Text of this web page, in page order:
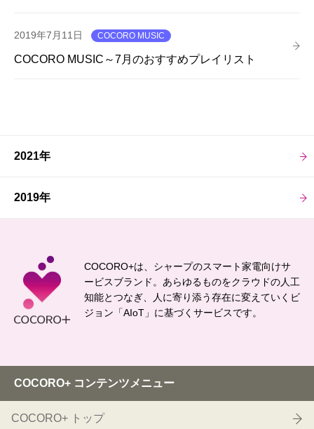
2019年7月11日 COCORO MUSIC
COCORO MUSIC～7月のおすすめプレイリスト
2021年
2019年
COCORO+は、シャープのスマート家電向けサ
ービスブランド。 あらゆるものをクラウドの人工
知能とつなぎ、
人に寄り添う存在に変えていくビ
ジョン「AIoT」に基づくサービスです。
COCORO+ コンテンツメニュー
COCORO+ トップ